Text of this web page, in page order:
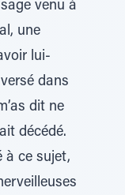
venu à
une
lui-
dans
dit ne
décédé.
à ce sujet,